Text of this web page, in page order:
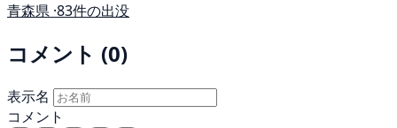
青森県 ·83件の出没
コメント (0)
表示名
コメント